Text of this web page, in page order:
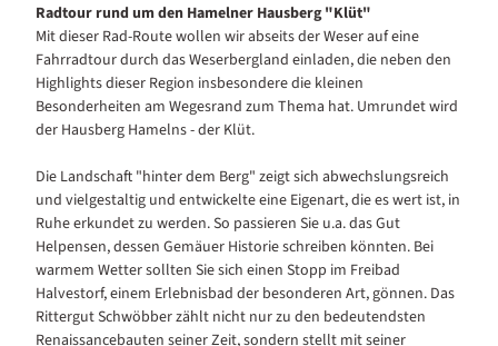
Radtour rund um den Hamelner Hausberg "Klüt"
Mit dieser Rad-Route wollen wir abseits der Weser auf eine
Fahrradtour durch das Weserbergland einladen, die neben den
Highlights dieser Region insbesondere die kleinen
Besonderheiten am Wegesrand zum Thema hat. Umrundet wird
der Hausberg Hamelns - der Klüt.
Die Landschaft "hinter dem Berg" zeigt sich abwechslungsreich
und vielgestaltig und entwickelte eine Eigenart, die es wert ist, in
Ruhe erkundet zu werden. So passieren Sie u.a. das Gut
Helpensen, dessen Gemäuer Historie schreiben könnten. Bei
warmem Wetter sollten Sie sich einen Stopp im Freibad
Halvestorf, einem Erlebnisbad der besonderen Art, gönnen. Das
Rittergut Schwöbber zählt nicht nur zu den bedeutendsten
Renaissancebauten seiner Zeit, sondern stellt mit seiner